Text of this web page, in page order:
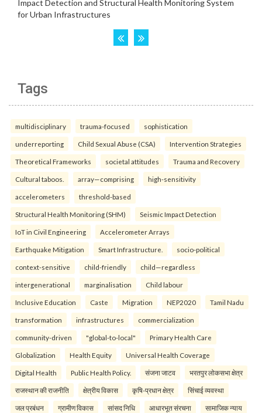
Tags
multidisciplinary trauma-focused sophistication
underreporting Child Sexual Abuse (CSA) Intervention Strategies
Theoretical Frameworks societal attitudes Trauma and Recovery
Cultural taboos. array—comprising high-sensitivity
accelerometers threshold-based
Structural Health Monitoring (SHM) Seismic Impact Detection
IoT in Civil Engineering Accelerometer Arrays
Earthquake Mitigation Smart Infrastructure. socio-political
context-sensitive child-friendly child—regardless
intergenerational marginalisation Child labour
Inclusive Education Caste Migration NEP2020 Tamil Nadu
transformation infrastructures commercialization
community-driven "global-to-local" Primary Health Care
Globalization Health Equity Universal Health Coverage
Digital Health Public Health Policy. संजना जाटव भरतपुर लोकसभा क्षेत्र
राजस्थान की राजनीति क्षेत्रीय विकास कृषि-प्रधान क्षेत्र सिंचाई व्यवस्था
जल प्रबंधन ग्रामीण विकास सांसद निधि आधारभूत संरचना सामाजिक न्याय